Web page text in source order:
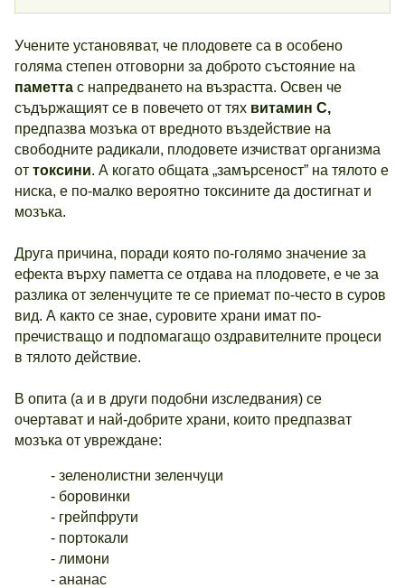
Учените установяват, че плодовете са в особено
голяма степен отговорни за доброто състояние на
паметта с напредването на възрастта. Освен че
съдържащият се в повечето от тях витамин С,
предпазва мозъка от вредното въздействие на
свободните радикали, плодовете изчистват организма
от токсини. А когато общата „замърсеност” на тялото е
ниска, е по-малко вероятно токсините да достигнат и
мозъка.
Друга причина, поради която по-голямо значение за
ефекта върху паметта се отдава на плодовете, е че за
разлика от зеленчуците те се приемат по-често в суров
вид. А както се знае, суровите храни имат по-
пречистващо и подпомагащо оздравителните процеси
в тялото действие.
В опита (а и в други подобни изследвания) се
очертават и най-добрите храни, които предпазват
мозъка от увреждане:
- зеленолистни зеленчуци
- боровинки
- грейпфрути
- портокали
- лимони
- ананас